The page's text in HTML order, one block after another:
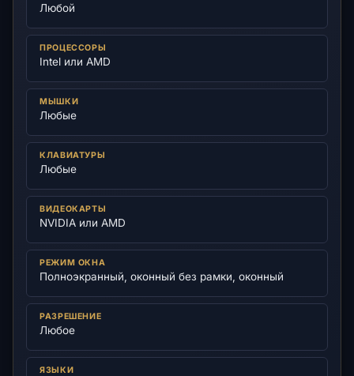
Любой
ПРОЦЕССОРЫ
Intel или AMD
МЫШКИ
Любые
КЛАВИАТУРЫ
Любые
ВИДЕОКАРТЫ
NVIDIA или AMD
РЕЖИМ ОКНА
Полноэкранный, оконный без рамки, оконный
РАЗРЕШЕНИЕ
Любое
ЯЗЫКИ